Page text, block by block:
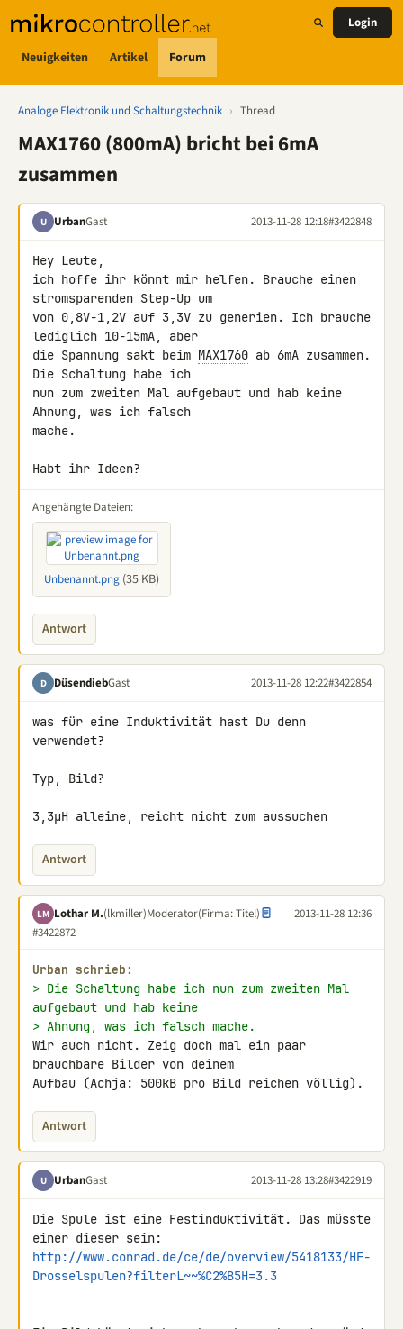
Neuigkeiten Artikel Forum
Login
Analoge Elektronik und Schaltungstechnik › Thread
MAX1760 (800mA) bricht bei 6mA
zusammen
U UrbanGast 2013-11-28 12:18#3422848
Hey Leute,
ich hoffe ihr könnt mir helfen. Brauche einen
stromsparenden Step-Up um
von 0,8V-1,2V auf 3,3V zu generien. Ich brauche
lediglich 10-15mA, aber
die Spannung sakt beim MAX1760 ab 6mA zusammen.
Die Schaltung habe ich
nun zum zweiten Mal aufgebaut und hab keine
Ahnung, was ich falsch
mache.
Habt ihr Ideen?
Angehängte Dateien:
Unbenannt.png (35 KB)
Antwort
D DüsendiebGast 2013-11-28 12:22#3422854
was für eine Induktivität hast Du denn
verwendet?
Typ, Bild?
3,3µH alleine, reicht nicht zum aussuchen
Antwort
LM Lothar M.(lkmiller)Moderator(Firma: Titel)
2013-11-28 12:36
#3422872
Urban schrieb:
> Die Schaltung habe ich nun zum zweiten Mal
aufgebaut und hab keine
> Ahnung, was ich falsch mache.
Wir auch nicht. Zeig doch mal ein paar
brauchbare Bilder von deinem
Aufbau (Achja: 500kB pro Bild reichen völlig).
Antwort
U UrbanGast 2013-11-28 13:28#3422919
Die Spule ist eine Festinduktivität. Das müsste
http://www.conrad.de/ce/de/overview/5418133/HF-
Drosselspulen?filterL~~%C2%B5H=3.3